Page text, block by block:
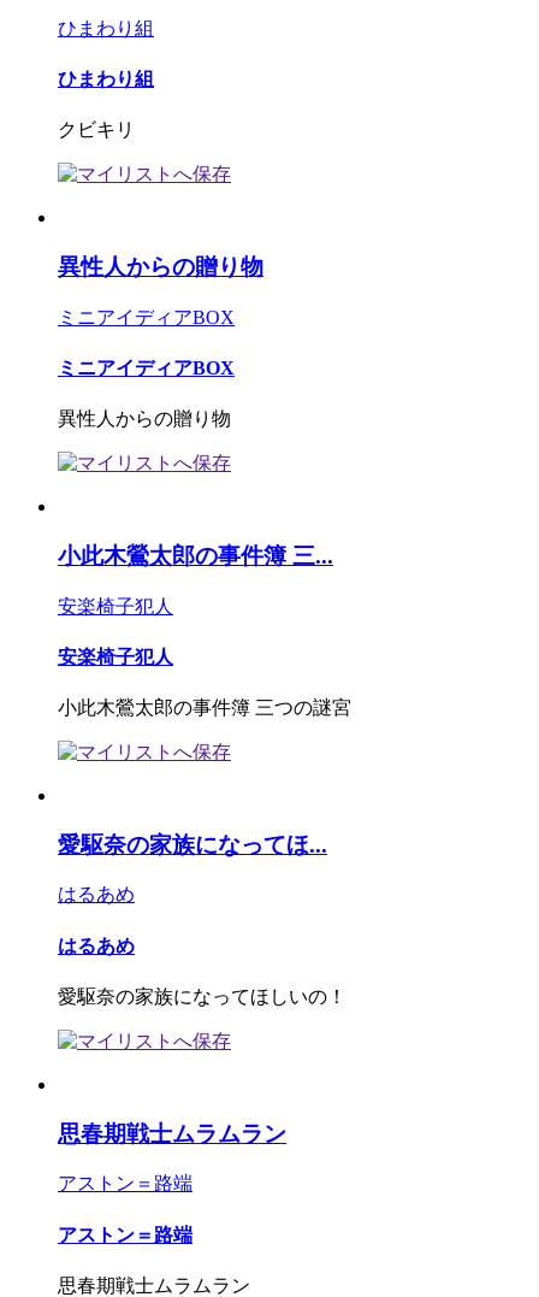
ひまわり組
ひまわり組
クビキリ
異性人からの贈り物
ミニアイディアBOX
ミニアイディアBOX
異性人からの贈り物
小此木鶯太郎の事件簿 三...
安楽椅子犯人
安楽椅子犯人
小此木鶯太郎の事件簿 三つの謎宮
愛駆奈の家族になってほ...
はるあめ
はるあめ
愛駆奈の家族になってほしいの！
思春期戦士ムラムラン
アストン＝路端
アストン＝路端
思春期戦士ムラムラン